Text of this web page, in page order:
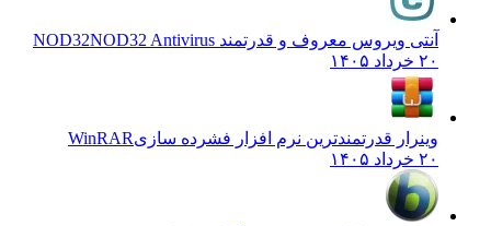
آنتی ویروس معروف و قدرتمند NOD32 NOD32 Antivirus
۲۰ خرداد ۱۴۰۵
وینرار قدرتمندترین نرم افزار فشرده سازیWinRAR
۲۰ خرداد ۱۴۰۵